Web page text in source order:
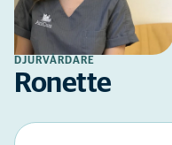
DJURVÅRDARE
Ronette